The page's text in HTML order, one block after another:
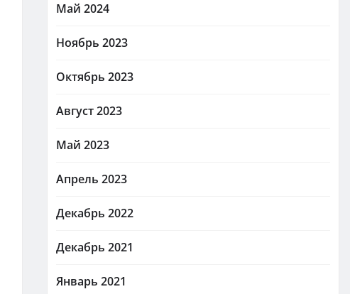
Май 2024
Ноябрь 2023
Октябрь 2023
Август 2023
Май 2023
Апрель 2023
Декабрь 2022
Декабрь 2021
Январь 2021